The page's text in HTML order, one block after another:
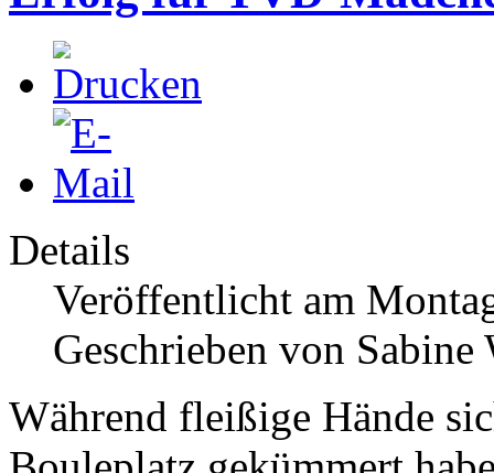
Details
Veröffentlicht am
Geschrieben von Sabine
Während fleißige Hände